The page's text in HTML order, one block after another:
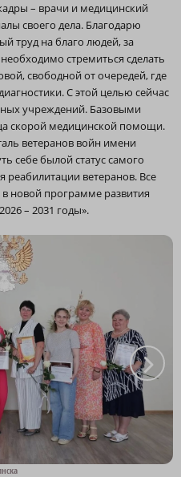
– врачи и медицинский
своего дела. Благодарю
труд на благо людей, за
стремиться сделать
свободной от очередей, где
С этой целью сейчас
учреждений. Базовыми
скорой медицинской помощи.
ветеранов войн имени
себе былой статус самого
ветеранов. Все
в новой программе развития
– 2031 годы».
a